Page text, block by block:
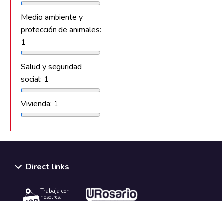
Medio ambiente y
protección de animales:
1
Salud y seguridad
social: 1
Vivienda: 1
Direct links
Trabaja con
nosotros.